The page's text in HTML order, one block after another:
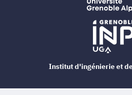
Institut d'ingénierie et